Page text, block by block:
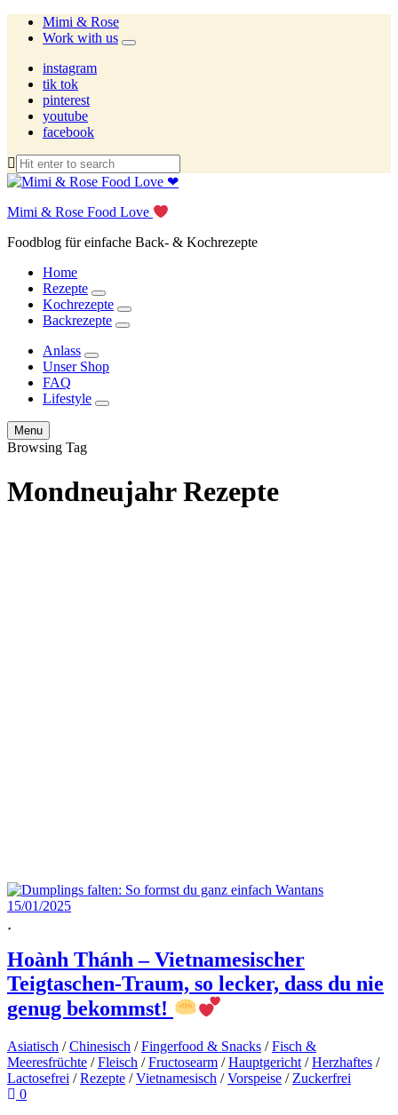
Mimi & Rose
Work with us
expand
instagram
tik tok
pinterest
youtube
facebook
Mimi & Rose Food Love
Foodblog für einfache Back- & Kochrezepte
Home
Rezepte
expand
child
menu
Kochrezepte
expand
child
Backrezepte
expand
Anlass
expand
child
Unser Shop
FAQ
Lifestyle
expand
Search
Menu
Browsing Tag
Mondneujahr Rezepte
15/01/2025
Hoành Thánh – Vietnamesischer
Teigtaschen-Traum, so lecker, dass du nie
genug bekommst!
Asiatisch /Chinesisch /Fingerfood & Snacks /Fisch &
Meeresfrüchte /Fleisch /Fructosearm /Hauptgericht /Herzhaftes /
Lactosefrei /Rezepte /Vietnamesisch /Vorspeise / Zuckerfrei
0